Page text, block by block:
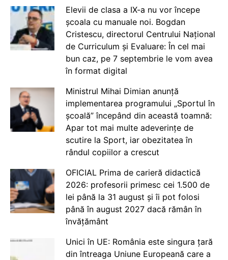
Elevii de clasa a IX-a nu vor începe
școala cu manuale noi. Bogdan
Cristescu, directorul Centrului Național
de Curriculum și Evaluare: În cel mai
bun caz, pe 7 septembrie le vom avea
în format digital
Ministrul Mihai Dimian anunță
implementarea programului „Sportul în
școală” începând din această toamnă:
Apar tot mai multe adeverințe de
scutire la Sport, iar obezitatea în
rândul copiilor a crescut
OFICIAL Prima de carieră didactică
2026: profesorii primesc cei 1.500 de
lei până la 31 august și îi pot folosi
până în august 2027 dacă rămân în
învățământ
Unici în UE: România este singura țară
din întreaga Uniune Europeană care a